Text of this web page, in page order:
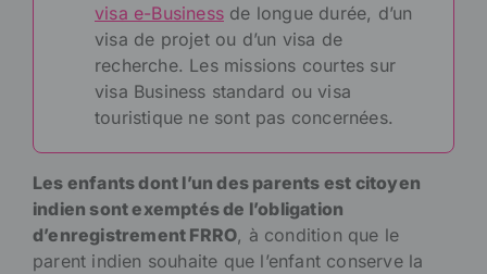
visa e-Business de longue durée, d’un
visa de projet ou d’un visa de
recherche. Les missions courtes sur
visa Business standard ou visa
touristique ne sont pas concernées.
Les enfants dont l’un des parents est citoyen
indien sont exemptés de l’obligation
d’enregistrement FRRO, à condition que le
parent indien souhaite que l’enfant conserve la